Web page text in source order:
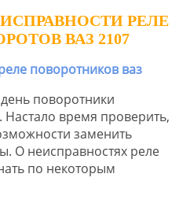
РЕЛЕ
ВАЗ 2107
поворотники
время проверить,
заменить
О неисправностях реле
по некоторым